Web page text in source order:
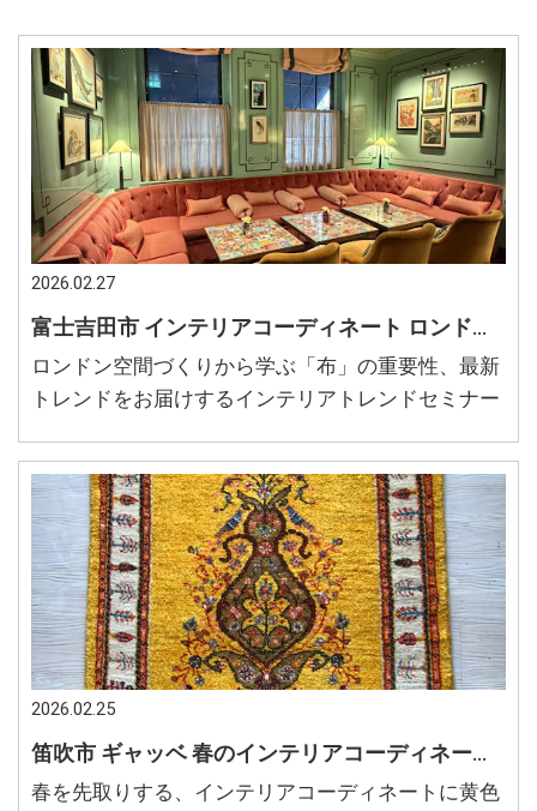
2026.02.27
富士吉田市 インテリアコーディネート ロンドン最新インテリア 海外のルームデザイン
ロンドン空間づくりから学ぶ「布」の重要性、最新
トレンドをお届けするインテリアトレンドセミナー
2026.02.25
笛吹市 ギャッベ 春のインテリアコーディネート 玄関に手織り絨毯
春を先取りする、インテリアコーディネートに黄色